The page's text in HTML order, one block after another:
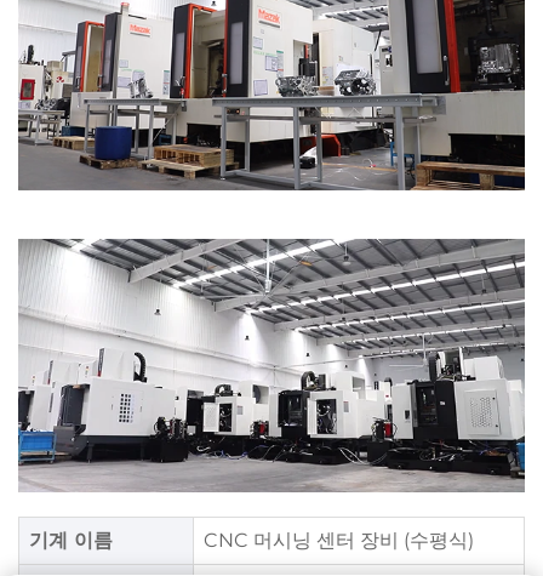
기계 이름 CNC 머시닝 센터 장비 (수평식)